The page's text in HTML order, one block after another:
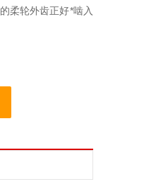
柔轮外齿正好*啮入